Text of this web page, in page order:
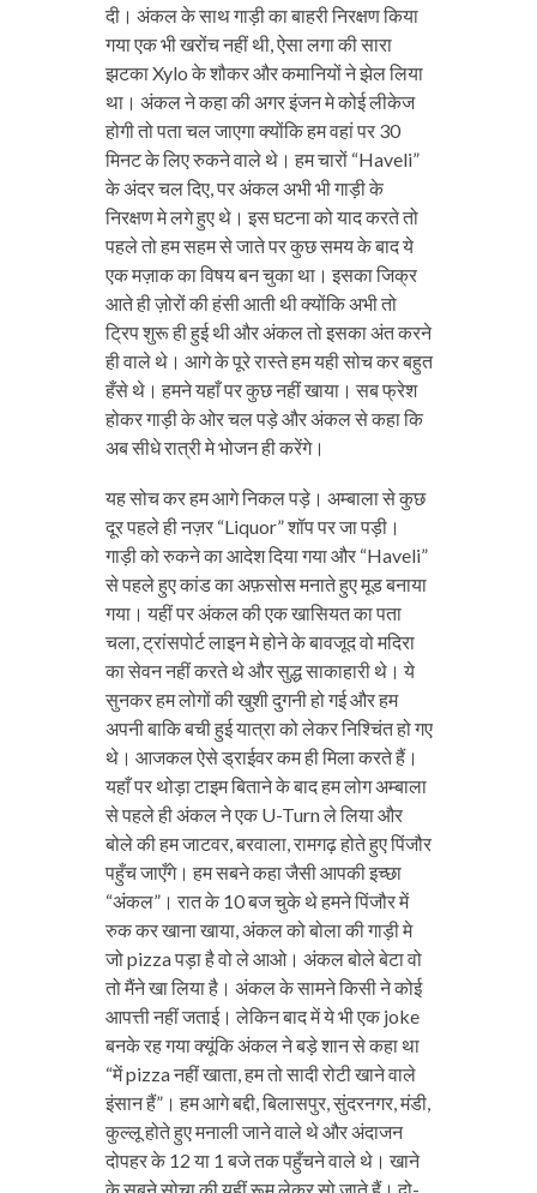
दी। अंकल के साथ गाड़ी का बाहरी निरक्षण किया
गया एक भी खरोंच नहीं थी, ऐसा लगा की सारा
झटका Xylo के शौकर और कमानियों ने झेल लिया
था। अंकल ने कहा की अगर इंजन मे कोई लीकेज
होगी तो पता चल जाएगा क्योंकि हम वहां पर 30
मिनट के लिए रुकने वाले थे। हम चारों “Haveli”
के अंदर चल दिए, पर अंकल अभी भी गाड़ी के
निरक्षण मे लगे हुए थे। इस घटना को याद करते तो
पहले तो हम सहम से जाते पर कुछ समय के बाद ये
एक मज़ाक का विषय बन चुका था। इसका जिक्र
आते ही ज़ोरों की हंसी आती थी क्योंकि अभी तो
ट्रिप शुरू ही हुई थी और अंकल तो इसका अंत करने
ही वाले थे। आगे के पूरे रास्ते हम यही सोच कर बहुत
हँसे थे। हमने यहाँ पर कुछ नहीं खाया। सब फ्रेश
होकर गाड़ी के ओर चल पड़े और अंकल से कहा कि
अब सीधे रात्री मे भोजन ही करेंगे।
यह सोच कर हम आगे निकल पड़े। अम्बाला से कुछ
दूर पहले ही नज़र “Liquor” शॉप पर जा पड़ी।
गाड़ी को रुकने का आदेश दिया गया और “Haveli”
से पहले हुए कांड का अफ़सोस मनाते हुए मूड बनाया
गया। यहीं पर अंकल की एक खासियत का पता
चला, ट्रांसपोर्ट लाइन मे होने के बावजूद वो मदिरा
का सेवन नहीं करते थे और सुद्ध साकाहारी थे। ये
सुनकर हम लोगों की खुशी दुगनी हो गई और हम
अपनी बाकि बची हुई यात्रा को लेकर निश्चिंत हो गए
थे। आजकल ऐसे ड्राईवर कम ही मिला करते हैं।
यहाँ पर थोड़ा टाइम बिताने के बाद हम लोग अम्बाला
से पहले ही अंकल ने एक U-Turn ले लिया और
बोले की हम जाटवर, बरवाला, रामगढ़ होते हुए पिंजौर
पहुँच जाएँगे। हम सबने कहा जैसी आपकी इच्छा
“अंकल”। रात के 10 बज चुके थे हमने पिंजौर में
रुक कर खाना खाया, अंकल को बोला की गाड़ी मे
जो pizza पड़ा है वो ले आओ। अंकल बोले बेटा वो
तो मैंने खा लिया है। अंकल के सामने किसी ने कोई
आपत्ती नहीं जताई। लेकिन बाद में ये भी एक joke
बनके रह गया क्यूंकि अंकल ने बड़े शान से कहा था
“में pizza नहीं खाता, हम तो सादी रोटी खाने वाले
इंसान हैं”। हम आगे बद्दी, बिलासपुर, सुंदरनगर, मंडी,
कुल्लू होते हुए मनाली जाने वाले थे और अंदाजन
दोपहर के 12 या 1 बजे तक पहुँचने वाले थे। खाने